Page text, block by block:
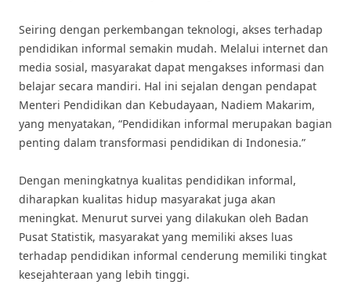
Seiring dengan perkembangan teknologi, akses terhadap
pendidikan informal semakin mudah. Melalui internet dan
media sosial, masyarakat dapat mengakses informasi dan
belajar secara mandiri. Hal ini sejalan dengan pendapat
Menteri Pendidikan dan Kebudayaan, Nadiem Makarim,
yang menyatakan, “Pendidikan informal merupakan bagian
penting dalam transformasi pendidikan di Indonesia.”
Dengan meningkatnya kualitas pendidikan informal,
diharapkan kualitas hidup masyarakat juga akan
meningkat. Menurut survei yang dilakukan oleh Badan
Pusat Statistik, masyarakat yang memiliki akses luas
terhadap pendidikan informal cenderung memiliki tingkat
kesejahteraan yang lebih tinggi.